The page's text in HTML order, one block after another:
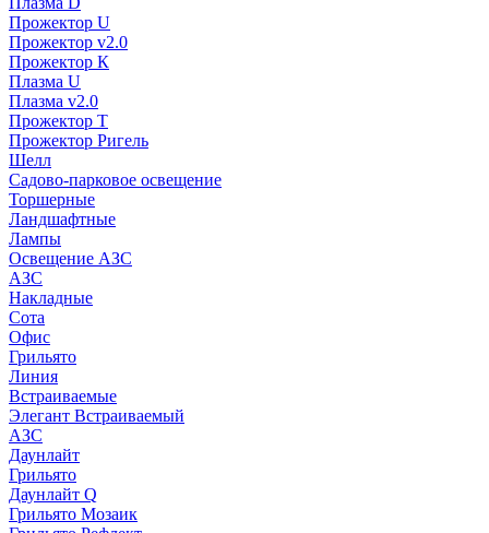
Прожектор U
Прожектор v2.0
Прожектор К
Плазма U
Плазма v2.0
Прожектор Т
Прожектор Ригель
Шелл
Садово-парковое освещение
Торшерные
Ландшафтные
Лампы
Освещение АЗС
АЗС
Накладные
Сота
Офис
Грильято
Линия
Встраиваемые
Элегант Встраиваемый
АЗС
Даунлайт
Грильято
Даунлайт Q
Грильято Мозаик